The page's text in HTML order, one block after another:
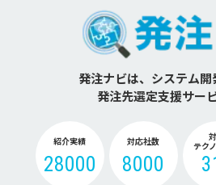
発注ナビは、システム
発注先選定支援サー
紹介実績
28000
対応社数
8000
テク